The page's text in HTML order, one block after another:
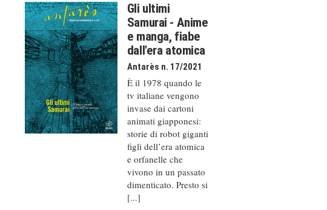
Gli ultimi
Samurai - Anime
e manga, fiabe
dall'era atomica
Antarès n. 17/2021
È il 1978 quando le
tv italiane vengono
invase dai cartoni
animati giapponesi:
storie di robot giganti
figli dell’era atomica
e orfanelle che
vivono in un passato
dimenticato. Presto si
[...]